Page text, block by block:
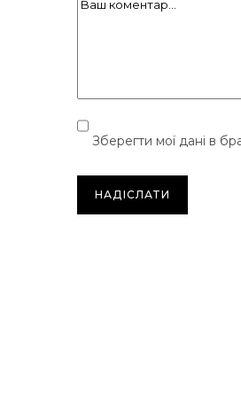
Зберегти мої дані в